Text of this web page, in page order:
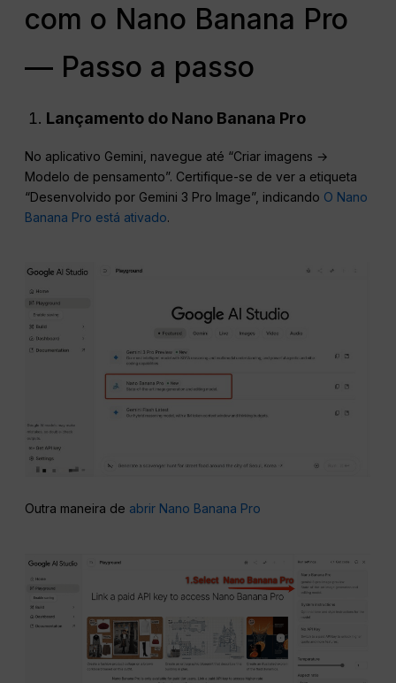
com o Nano Banana Pro
— Passo a passo
Lançamento do Nano Banana Pro
No aplicativo Gemini, navegue até “Criar imagens →
Modelo de pensamento”. Certifique-se de ver a etiqueta
“Desenvolvido por Gemini 3 Pro Image”, indicando O Nano
Banana Pro está ativado.
Outra maneira de abrir Nano Banana Pro